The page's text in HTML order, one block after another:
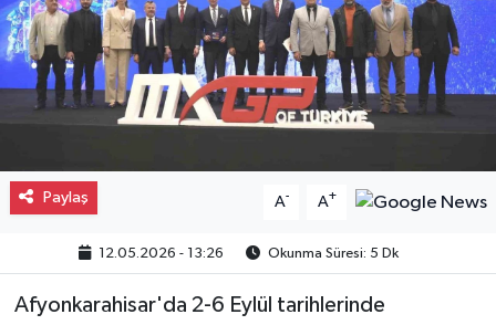
Paylaş A- A+
12.05.2026 - 13:26 Okunma Süresi: 5 Dk
Afyonkarahisar'da 2-6 Eylül tarihlerinde
Eğitim